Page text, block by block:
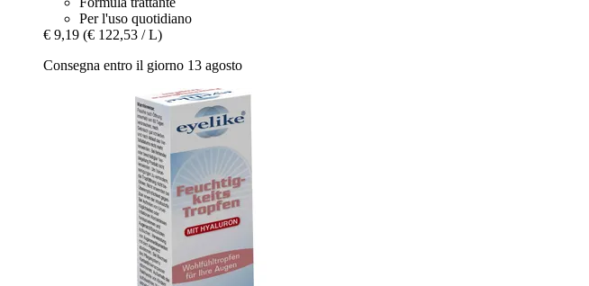
Per l'uso quotidiano
€ 9,19 (€ 122,53 / L)
Consegna entro il giorno 13 agosto